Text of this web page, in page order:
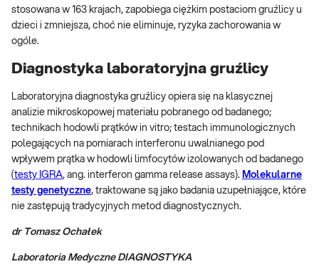
stosowana w 163 krajach, zapobiega ciężkim postaciom gruźlicy u
dzieci i zmniejsza, choć nie eliminuje, ryzyka zachorowania w
ogóle.
Diagnostyka laboratoryjna gruźlicy
Laboratoryjna diagnostyka gruźlicy opiera się na klasycznej
analizie mikroskopowej materiału pobranego od badanego;
technikach hodowli prątków in vitro; testach immunologicznych
polegających na pomiarach interferonu uwalnianego pod
wpływem prątka w hodowli limfocytów izolowanych od badanego
(testy IGRA, ang. interferon gamma release assays). Molekularne
testy genetyczne, traktowane są jako badania uzupełniające, które
nie zastępują tradycyjnych metod diagnostycznych.
dr Tomasz Ochałek
Laboratoria Medyczne DIAGNOSTYKA